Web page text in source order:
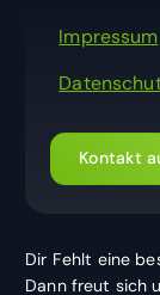
Impressum
Kontakt
Dir Fehlt eine
Dann freut sich